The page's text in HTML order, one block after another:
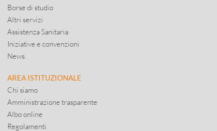
Borse di studio
Altri servizi
Assistenza Sanitaria
Iniziative e convenzioni
News
AREA ISTITUZIONALE
Chi siamo
Amministrazione trasparente
Albo online
Regolamenti